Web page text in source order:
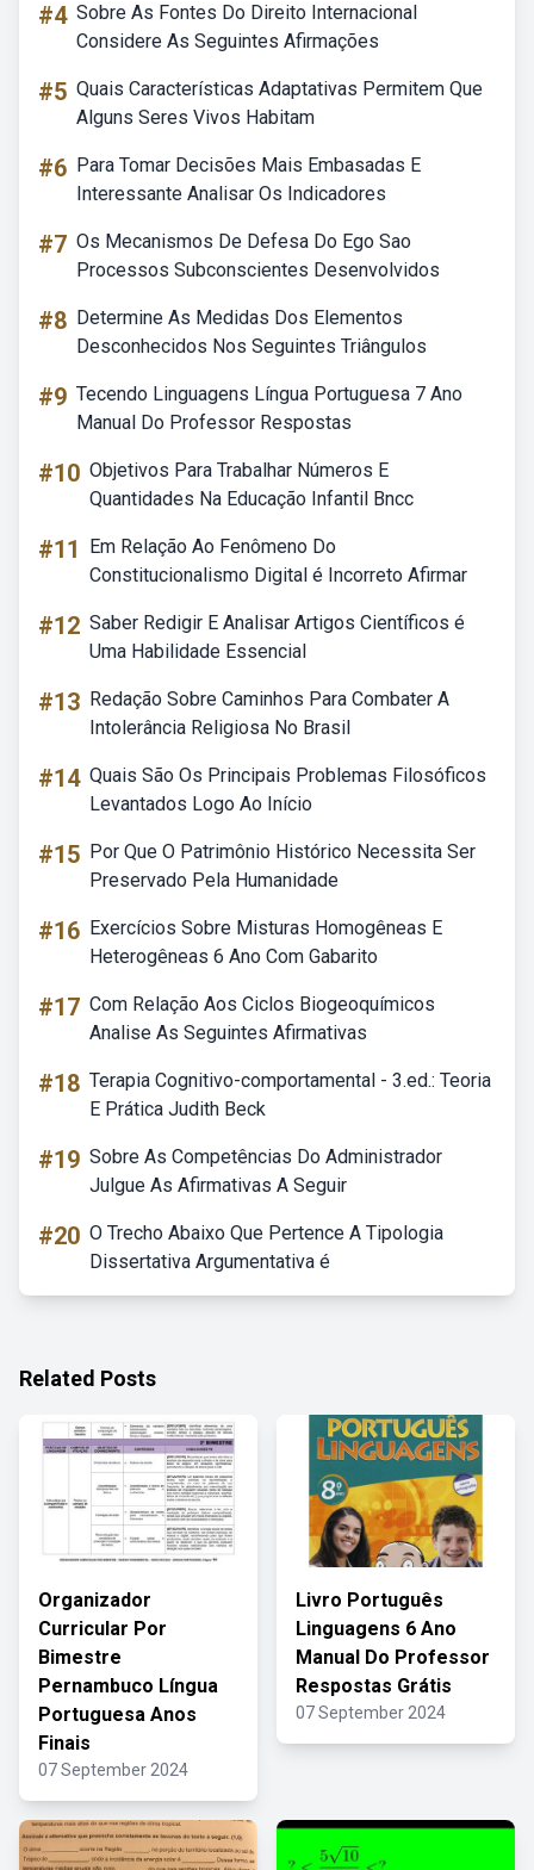
#4 Sobre As Fontes Do Direito Internacional
Considere As Seguintes Afirmações
#5 Quais Características Adaptativas Permitem Que
Alguns Seres Vivos Habitam
#6 Para Tomar Decisões Mais Embasadas E
Interessante Analisar Os Indicadores
#7 Os Mecanismos De Defesa Do Ego Sao
Processos Subconscientes Desenvolvidos
#8 Determine As Medidas Dos Elementos
Desconhecidos Nos Seguintes Triângulos
#9 Tecendo Linguagens Língua Portuguesa 7 Ano
Manual Do Professor Respostas
#10 Objetivos Para Trabalhar Números E
Quantidades Na Educação Infantil Bncc
#11
Em Relação Ao Fenômeno Do
Constitucionalismo Digital é Incorreto Afirmar
#12 Saber Redigir E Analisar Artigos Científicos é
Uma Habilidade Essencial
#13 Redação Sobre Caminhos Para Combater A
Intolerância Religiosa No Brasil
#14 Quais São Os Principais Problemas Filosóficos
Levantados Logo Ao Início
#15 Por Que O Patrimônio Histórico Necessita Ser
Preservado Pela Humanidade
#16 Exercícios Sobre Misturas Homogêneas E
Heterogêneas 6 Ano Com Gabarito
#17 Com Relação Aos Ciclos Biogeoquímicos
Analise As Seguintes Afirmativas
#18 Terapia Cognitivo-comportamental - 3.ed.: Teoria
E Prática Judith Beck
#19 Sobre As Competências Do Administrador
Julgue As Afirmativas A Seguir
#20 O Trecho Abaixo Que Pertence A Tipologia
Dissertativa Argumentativa é
Related Posts
Organizador
Curricular Por
Bimestre
Pernambuco Língua
Portuguesa Anos
Finais
07 September 2024
Livro Português
Linguagens 6 Ano
Manual Do Professor
Respostas Grátis
07 September 2024